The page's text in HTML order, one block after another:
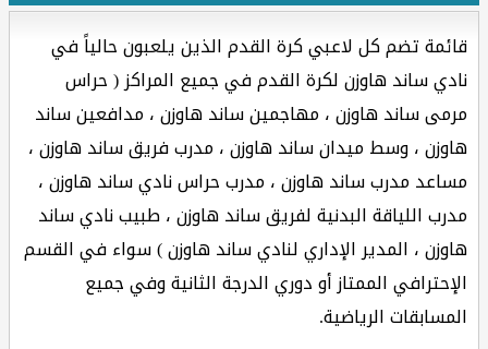
قائمة تضم كل لاعبي كرة القدم الذين يلعبون حالياً في
نادي ساند هاوزن لكرة القدم في جميع المراكز ( حراس
مرمى ساند هاوزن ، مهاجمين ساند هاوزن ، مدافعين ساند
هاوزن ، وسط ميدان ساند هاوزن ، مدرب فريق ساند هاوزن ،
مساعد مدرب ساند هاوزن ، مدرب حراس نادي ساند هاوزن ،
مدرب اللياقة البدنية لفريق ساند هاوزن ، طبيب نادي ساند
هاوزن ، المدير الإداري لنادي ساند هاوزن ) سواء في القسم
الإحترافي الممتاز أو دوري الدرجة الثانية وفي جميع
المسابقات الرياضية.